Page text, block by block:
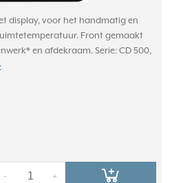
display, voor het handmatig en
Front gemaakt
en afdekraam. Serie: CD 500,
+
-